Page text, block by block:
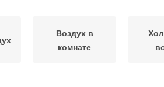
Воздух в
комнате